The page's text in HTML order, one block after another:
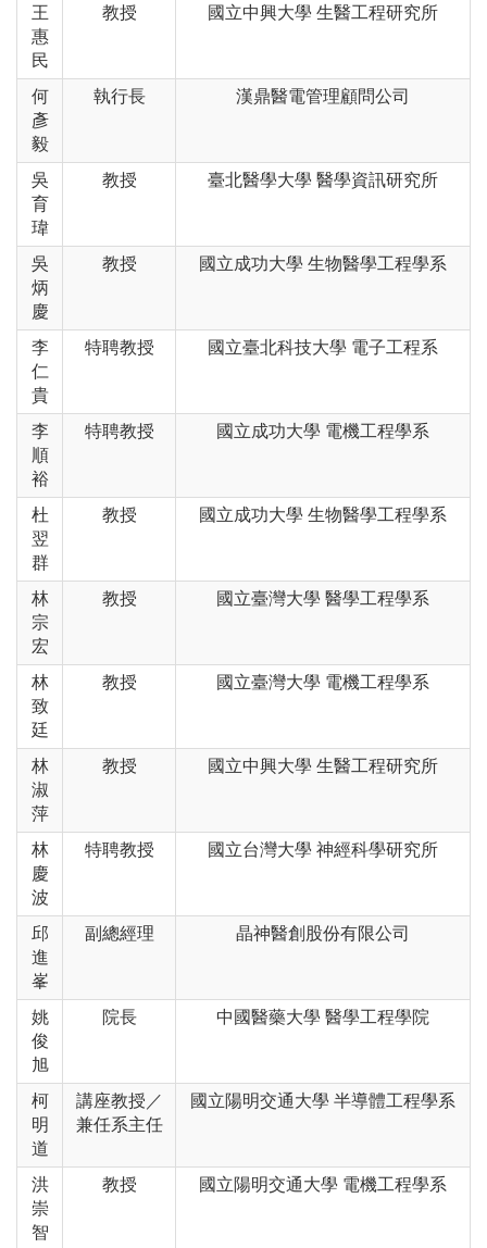
王
惠
民
教授 國立中興大學 生醫工程研究所
何
彥
毅
執行長 漢鼎醫電管理顧問公司
吳
育
瑋
教授 臺北醫學大學 醫學資訊研究所
吳
炳
慶
教授 國立成功大學 生物醫學工程學系
李
仁
貴
特聘教授 國立臺北科技大學 電子工程系
李
順
裕
特聘教授 國立成功大學 電機工程學系
杜
翌
群
教授 國立成功大學 生物醫學工程學系
林
宗
宏
教授 國立臺灣大學 醫學工程學系
林
致
廷
教授 國立臺灣大學 電機工程學系
林
淑
萍
教授 國立中興大學 生醫工程研究所
林
慶
波
特聘教授 國立台灣大學 神經科學研究所
邱
進
峯
副總經理 晶神醫創股份有限公司
姚
俊
旭
院長 中國醫藥大學 醫學工程學院
柯
明
道
講座教授 ／
兼任系主任
國立陽明交通大學 半導體工程學系
洪
崇
智
教授 國立陽明交通大學 電機工程學系